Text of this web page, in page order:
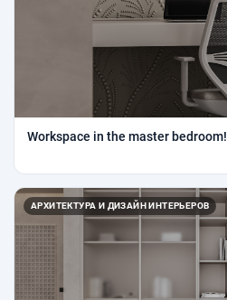
Workspace in the master bedroom!
АРХИТЕКТУРА И ДИЗАЙН ИНТЕРЬЕРОВ